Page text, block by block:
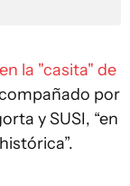
la "casita" de
por
y SUSI, “en